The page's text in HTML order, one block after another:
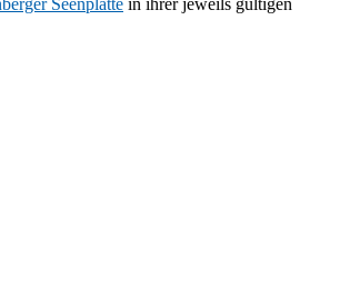
Seenplatte in ihrer jeweils gültigen